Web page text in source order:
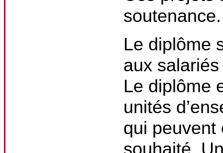
soutenance.
Le diplôme
aux
Le diplôme
unités
qui peuvent
souhaité.